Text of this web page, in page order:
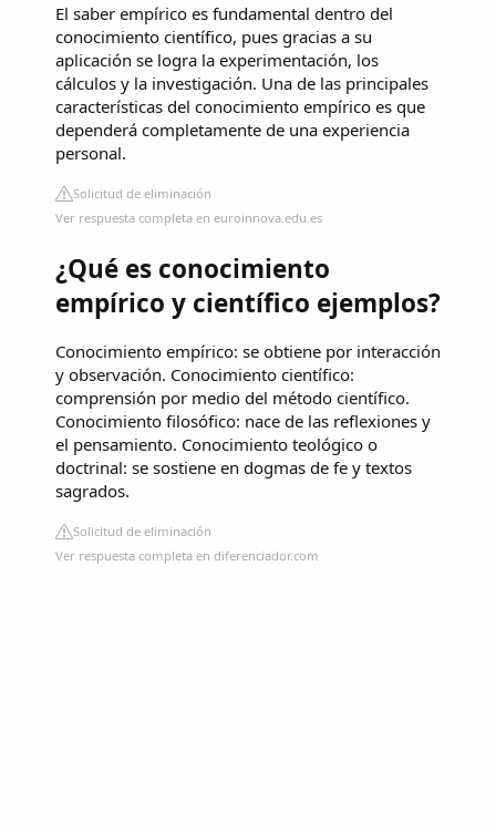
El saber empírico es fundamental dentro del
conocimiento científico, pues gracias a su
aplicación se logra la experimentación, los
cálculos y la investigación. Una de las principales
características del conocimiento empírico es que
dependerá completamente de una experiencia
personal.
Solicitud de eliminación
Ver respuesta completa en euroinnova.edu.es
¿Qué es conocimiento
empírico y científico ejemplos?
Conocimiento empírico: se obtiene por interacción
y observación. Conocimiento científico:
comprensión por medio del método científico.
Conocimiento filosófico: nace de las reflexiones y
el pensamiento. Conocimiento teológico o
doctrinal: se sostiene en dogmas de fe y textos
sagrados.
Solicitud de eliminación
Ver respuesta completa en diferenciador.com